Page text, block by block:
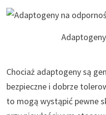
Chociaż adaptogeny są
bezpieczne i dobrze
to mogą wystąpić pewne